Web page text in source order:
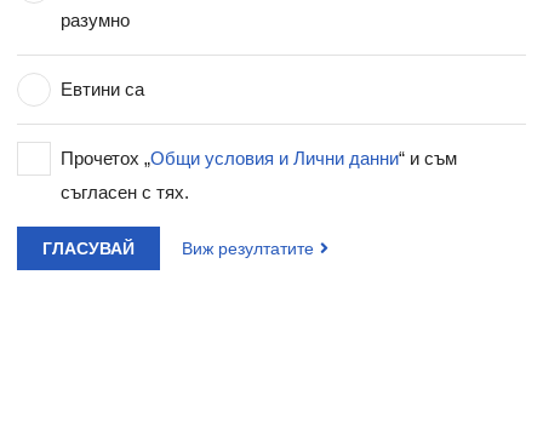
разумно
Евтини са
Прочетох „Общи условия и Лични данни“ и съм
съгласен с тях.
ГЛАСУВАЙ Виж резултатите